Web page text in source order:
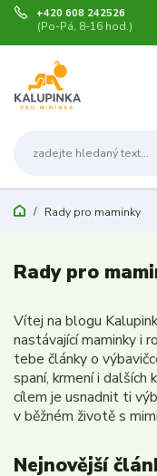
+420 608 242526
(Po-Pá, 8-16 hod.)
Rady pro maminky
Rady pro
Vítej na blogu
nastávající maminky i
tebe články o
spaní, krmení i dalších
cílem je usnadnit ti
v běžném životě s
Nejnovější